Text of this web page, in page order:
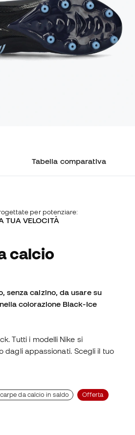
Tabella comparativa
per potenziare:
TUA VELOCITÀ
calcio
senza calzino, da usare su
colorazione Black-Ice
Tutti i modelli Nike si
dagli appassionati. Scegli il tuo
da calcio in saldo Offerta